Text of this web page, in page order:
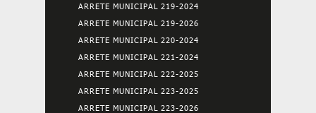
ARRETE MUNICIPAL 219-2024
ARRETE MUNICIPAL 219-2026
ARRETE MUNICIPAL 220-2024
ARRETE MUNICIPAL 221-2024
ARRETE MUNICIPAL 222-2025
ARRETE MUNICIPAL 223-2025
ARRETE MUNICIPAL 223-2026